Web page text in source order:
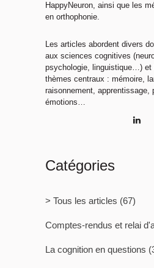
HappyNeuron, ainsi que les
en orthophonie.
Les articles abordent divers
aux sciences cognitives
psychologie, linguistique…) et
thèmes centraux : mémoire,
raisonnement, apprentissage,
émotions…
Catégories
> Tous les articles (67)
Comptes-rendus et relai
La cognition en questions